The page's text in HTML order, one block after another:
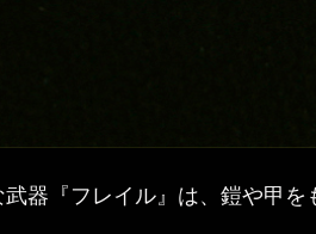
器『フレイル』は、鎧や甲を